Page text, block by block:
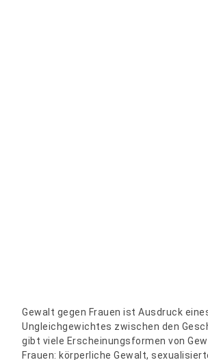
Gewalt gegen Frauen ist Ausdruck
Ungleichgewichtes zwischen den
gibt viele Erscheinungsformen von
Frauen: körperliche Gewalt,